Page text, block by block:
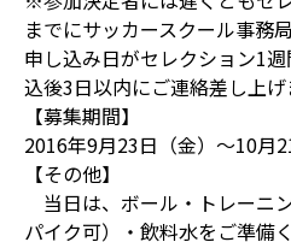
までにサッカースクール事務
申し込み日がセレクション1
込後3日以内にご連絡差し上げ
【募集期間】
2016年9月23日（金）～10月
【その他】
当日は、ボール・トレーニ
パイク可）・飲料水をご準備